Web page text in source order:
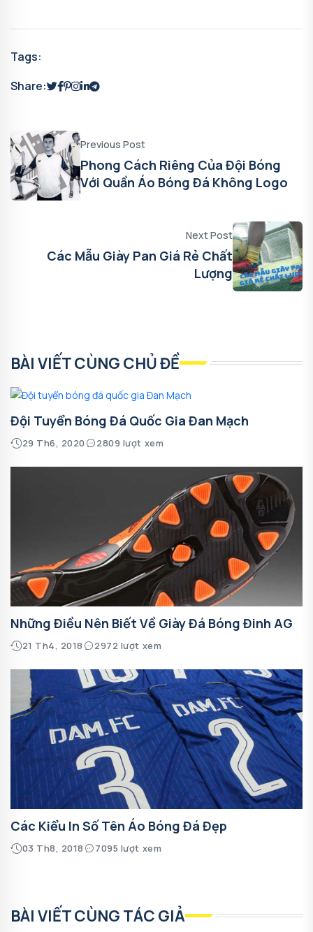
Tags:
Share:
Previous Post
Phong Cách Riêng Của Đội Bóng
Với Quần Áo Bóng Đá Không Logo
Next Post
Các Mẫu Giày Pan Giá Rẻ Chất
Lượng
BÀI VIẾT CÙNG CHỦ ĐỀ
Đội Tuyển Bóng Đá Quốc Gia Đan Mạch
29 Th6, 2020 2809 lượt xem
Những Điều Nên Biết Về Giày Đá Bóng Đinh AG
21 Th4, 2018 2972 lượt xem
Các Kiểu In Số Tên Áo Bóng Đá Đẹp
03 Th8, 2018 7095 lượt xem
BÀI VIẾT CÙNG TÁC GIẢ